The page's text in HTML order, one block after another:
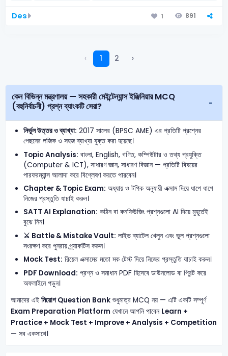
Des 1 891
‹ 1 2 ›
কেন বিভিন্ন মন্ত্রণালয় — সহকারী মেইন্টেন্যান্স ইঞ্জিনিয়ার MCQ
(বহুনির্বাচনী) প্রশ্ন ব্যাংকটি সেরা?
নির্ভুল উত্তর ও ব্যাখ্যা: 2017 সালের (BPSC AME) এর প্রতিটি প্রশ্নের
পেছনের লজিক ও সহজ ব্যাখ্যা যুক্ত করা হয়েছে।
Topic Analysis: বাংলা, English, গণিত, কম্পিউটার ও তথ্য প্রযুক্তি
(Computer & ICT), সাধারণ জ্ঞান, সাধারণ বিজ্ঞান — প্রতিটি বিষয়ের
পারফরম্যান্স আলাদা করে বিশ্লেষণ করতে পারবেন।
Chapter & Topic Exam: অধ্যায় ও টপিক অনুযায়ী এক্সাম দিয়ে ধাপে ধাপে
নিজের প্রস্তুতি যাচাই করুন।
SATT AI Explanation: কঠিন বা কনফিউজিং প্রশ্নগুলো AI দিয়ে মুহূর্তেই
বুঝে নিন।
⚔️ Battle & Mistake Vault: লাইভ ব্যাটেল খেলুন এবং ভুল প্রশ্নগুলো
সংরক্ষণ করে পুনরায় প্র্যাকটিস করুন।
Mock Test: রিয়েল এক্সামের মতো মক টেস্ট দিয়ে নিজের প্রস্তুতি যাচাই করুন।
PDF Download: প্রশ্ন ও সমাধান PDF হিসেবে ডাউনলোড বা প্রিন্ট করে
অফলাইনে পড়ুন।
আমাদের এই নিয়োগ Question Bankশুধুমাত্র MCQ নয় — এটি একটি সম্পূর্ণ
Exam Preparation Platform যেখানে আপনি পাবেন Learn +
Practice + Mock Test + Improve + Analysis + Competition
— সব একসাথে।